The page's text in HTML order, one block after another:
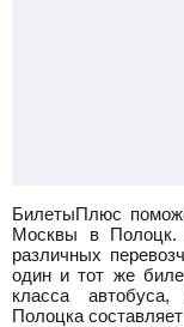
БилетыПлюс
Москвы в Полоцк.
различных
один и тот же
класса
Полоцка составляет